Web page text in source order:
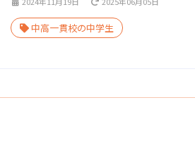
中高一貫校の中学生